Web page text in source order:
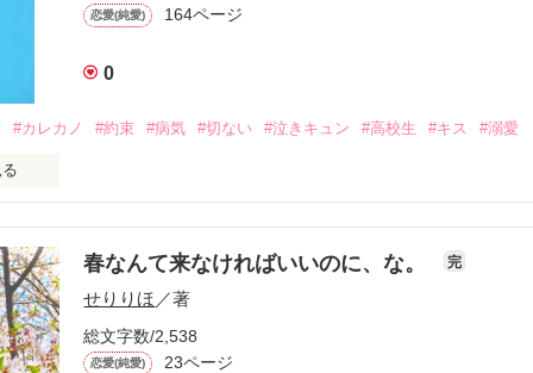
から。
ら。
き
から。
恋愛(純愛) 164ページ
0
#カレカノ #約束 #病気 #切ない #泣きキュン #高校生 #キス #溺愛
夏。
春なんて来なければいいのに、な。 完
せりりほ ／著
総文字数/2,538
恋愛(純愛) 23ページ